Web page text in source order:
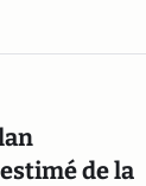
de la